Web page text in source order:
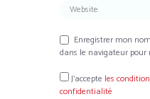
Enregistrer mon
dans le navigateur
J’accepte les
confidentialité